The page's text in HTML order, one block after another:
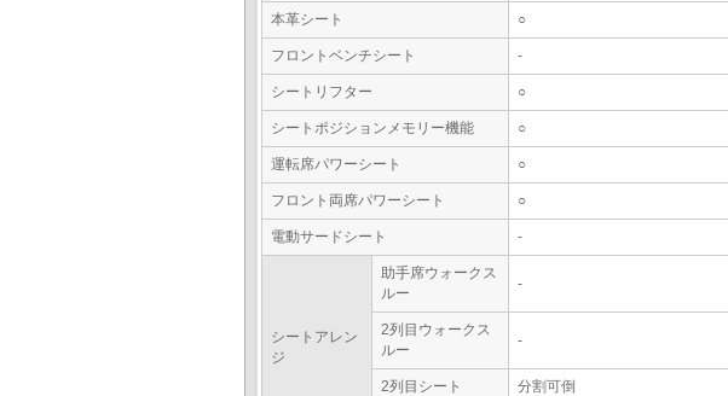
本革シート ○
フロントベンチシート -
シートリフター ○
シートポジションメモリー機能 ○
運転席パワーシート ○
フロント両席パワーシート ○
電動サードシート -
シートアレン
ジ
助手席ウォークス
ルー
-
2列目ウォークス
ルー
-
2列目シート 分割可倒